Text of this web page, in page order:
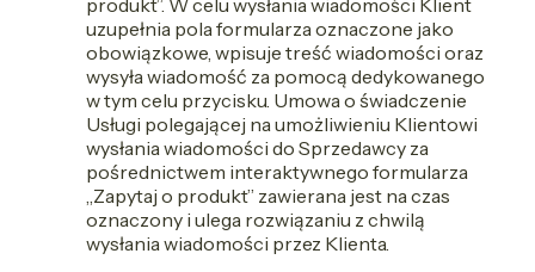
uzupełnia pola formularza oznaczone jako
obowiązkowe, wpisuje treść wiadomości oraz
wysyła wiadomość za pomocą dedykowanego
w tym celu przycisku. Umowa o świadczenie
Usługi polegającej na umożliwieniu Klientowi
wysłania wiadomości do Sprzedawcy za
pośrednictwem interaktywnego formularza
„Zapytaj o produkt” zawierana jest na czas
oznaczony i ulega rozwiązaniu z chwilą
wysłania wiadomości przez Klienta.